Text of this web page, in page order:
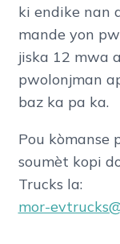
ki endike nan
mande yon
jiska 12 mwa
pwolonjman
baz ka pa ka.
Pou kòmanse
soumèt kopi
Trucks la:
mor-